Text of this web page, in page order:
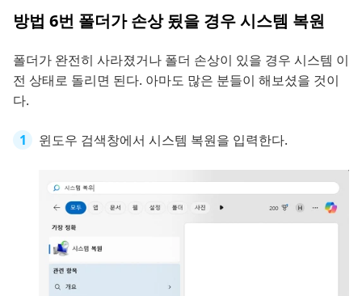
방법 6번 폴더가 손상 됬을 경우 시스템 복원
폴더가 완전히 사라졌거나 폴더 손상이 있을 경우 시스템 이
전 상태로 돌리면 된다. 아마도 많은 분들이 해보셨을 것이
다.
윈도우 검색창에서 시스템 복원을 입력한다.